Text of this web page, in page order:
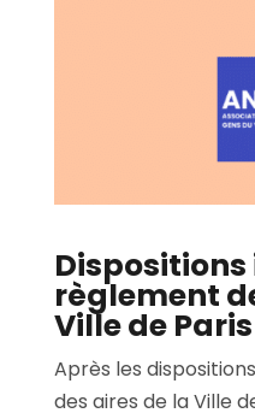
règlement
Ville de
Après les
des aires de la Ville